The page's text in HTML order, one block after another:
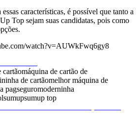
características, é possível que tanto a
Top sejam suas candidatas, pois como
watch?v=AUWkFwq6gy8
cartãomáquina de cartão de
de cartãomelhor máquina de
pagseguromoderninha
sumupsumup top